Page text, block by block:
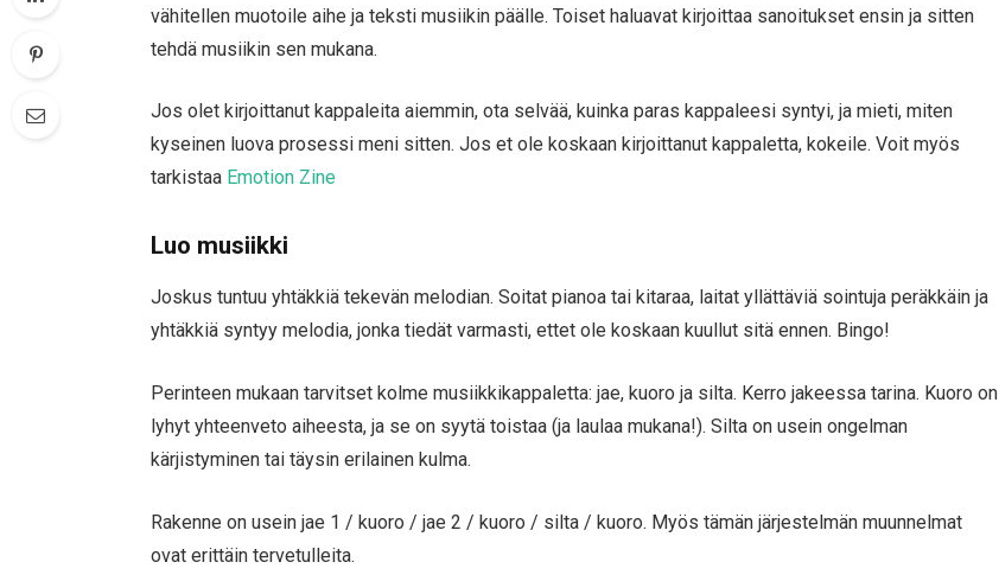
vähitellen muotoile aihe ja teksti musiikin päälle. Toiset haluavat kirjoittaa sanoitukset ensin ja sitten
tehdä musiikin sen mukana.
Jos olet kirjoittanut kappaleita aiemmin, ota selvää, kuinka paras kappaleesi syntyi, ja mieti, miten
kyseinen luova prosessi meni sitten. Jos et ole koskaan kirjoittanut kappaletta, kokeile. Voit myös
tarkistaa Emotion Zine
Luo musiikki
Joskus tuntuu yhtäkkiä tekevän melodian. Soitat pianoa tai kitaraa, laitat yllättäviä sointuja peräkkäin ja
yhtäkkiä syntyy melodia, jonka tiedät varmasti, ettet ole koskaan kuullut sitä ennen. Bingo!
Perinteen mukaan tarvitset kolme musiikkikappaletta: jae, kuoro ja silta. Kerro jakeessa tarina. Kuoro on
lyhyt yhteenveto aiheesta, ja se on syytä toistaa (ja laulaa mukana!). Silta on usein ongelman
kärjistyminen tai täysin erilainen kulma.
Rakenne on usein jae 1 / kuoro / jae 2 / kuoro / silta / kuoro. Myös tämän järjestelmän muunnelmat
ovat erittäin tervetulleita.